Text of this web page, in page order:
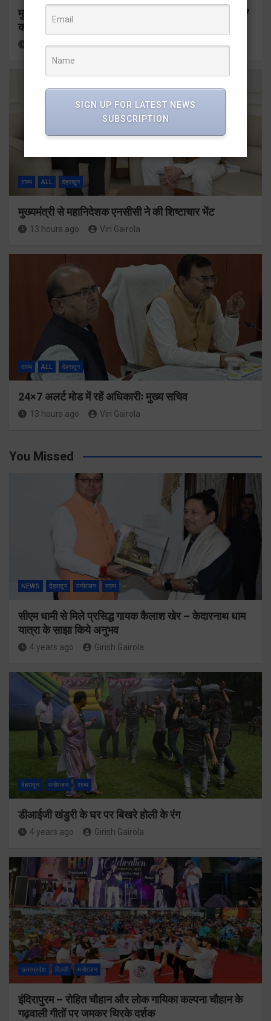
मुख्यमंत्री ने प्रदान की विभिन्न विकास योजनाओं के लिए 1967
करोड़ की वित्तीय स्वीकृति
11 hours ago Viri Gairola
राज्य ALL देहरादून
मुख्यमंत्री से महानिदेशक एनसीसी ने की शिष्टाचार भेंट
13 hours ago Viri Gairola
राज्य ALL देहरादून
24×7 अलर्ट मोड में रहें अधिकारीः मुख्य सचिव
13 hours ago Viri Gairola
You Missed
NEWS देहरादून मनोरंजन राज्य
सीएम धामी से मिले प्रसिद्ध गायक कैलाश खेर – केदारनाथ धाम
यात्रा के साझा किये अनुभव
4 years ago Girish Gairola
देहरादून मनोरंजन राज्य
डीआईजी खंडुरी के घर पर बिखरे होली के रंग
4 years ago Girish Gairola
उत्तरप्रदेश दिल्ली मनोरंजन
इंदिरापुरम – रोहित चौहान और लोक गायिका कल्पना चौहान के
गढ़वाली गीतों पर जमकर थिरके दर्शक
SIGN UP FOR LATEST NEWS
SUBSCRIPTION